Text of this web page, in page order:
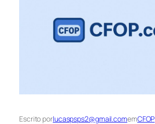
Escrito porlucaspsps2@gmail.comemCFOP